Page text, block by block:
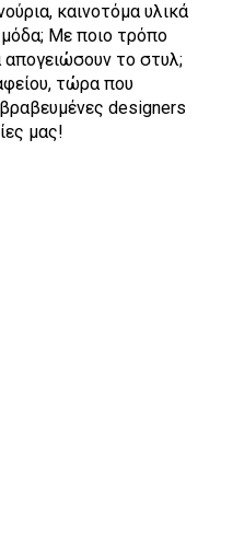
καινοτόμα υλικά
Με ποιο τρόπο
απογειώσουν το στυλ;
τώρα που
designers
μας!